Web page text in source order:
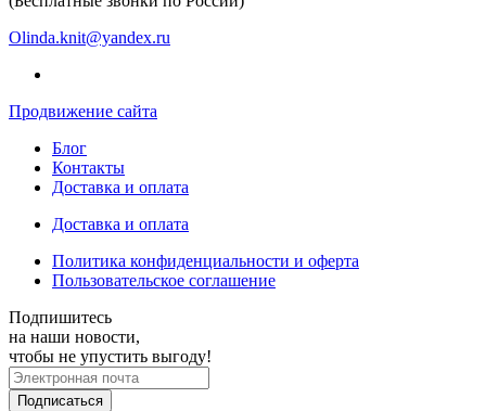
Olinda.knit@yandex.ru
Продвижение сайта
Блог
Контакты
Доставка и оплата
Доставка и оплата
Политика конфиденциальности и оферта
Пользовательское соглашение
Подпишитесь
на наши новости,
чтобы не упустить выгоду!